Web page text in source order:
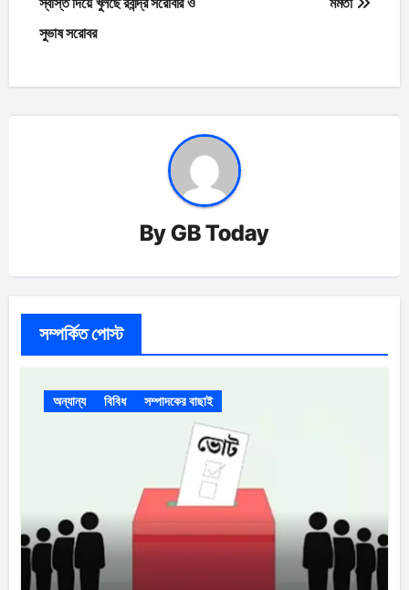
সুভাষ সরোবর
ByGB Today
সম্পর্কিত পোস্ট
অন্যান্য বিবিধ সম্পাদকের বাছাই